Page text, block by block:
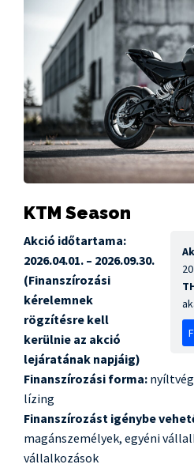
KTM Season
Akció időtartama:
2026.04.01. – 2026.09.30.
(Finanszírozási
kérelemnek
rögzítésre kell
kerülnie az akció
lejáratának napjáig)
Finanszírozási forma:
lízing
Finanszírozást igénybe
magánszemélyek, egyéni
vállalkozások